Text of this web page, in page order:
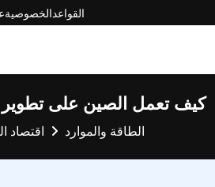
الخصوصيةالقواعد
كيف تعمل الصين على تطوير
اقتصاد الطاقة والموارد